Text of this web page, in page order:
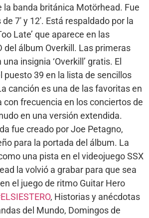
la banda británica Motörhead. Fue
7′ y 12′. Está respaldado por la
Late’ que aparece en las
del álbum Overkill. Las primeras
insignia ‘Overkill’ gratis. El
puesto 39 en la lista de sencillos
canción es una de las favoritas en
con frecuencia en los conciertos de
en una versión extendida.
fue creado por Joe Petagno,
para la portada del álbum. La
una pista en el videojuego SSX
la volvió a grabar para que sea
el juego de ritmo Guitar Hero
, Historias y anécdotas
del Mundo, Domingos de